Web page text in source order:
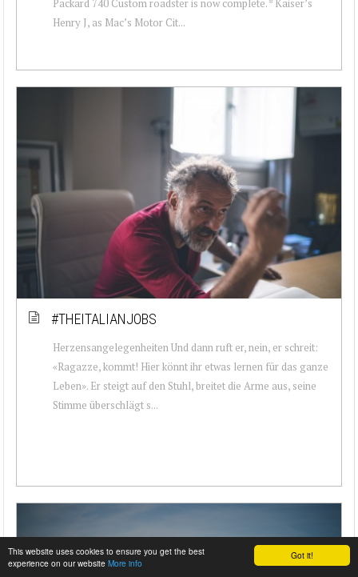
Got it!
This website uses cookies to ensure you get the best
experience on our website More info
Packard 740 Custom roadster is now complete. * Kaiser’s
Henry J, as Mac’s Motor Cit...
#THEITALIANJOBS
Herzensangelegenheiten Und dann ruft er, nein, er schreit:
«Ragazze, kommt! Hier könnt ihr etwas lernen für das ganze
Leben». Er steigt auf den Stuhl, breitet die Arme aus, seine
Stimme überschlägt s...